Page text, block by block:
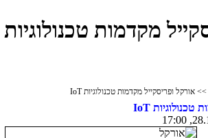
מקדמות טכנולוגיות
>> אורקל ופריסקייל מקדמות טכנולוגיות IoT
טכנולוגיות IoT